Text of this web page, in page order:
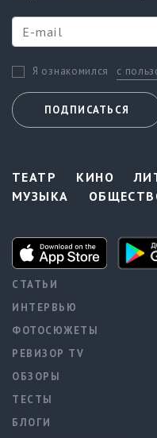
Я ознакомился с
ПОДПИСАТЬСЯ
ТЕАТР КИНО
МУЗЫКА
СТАТЬИ
ИНТЕРВЬЮ
ФОТОСЮЖЕТЫ
РЕВИЗОР TV
ОБЗОРЫ
ТЕСТЫ
БЛОГИ